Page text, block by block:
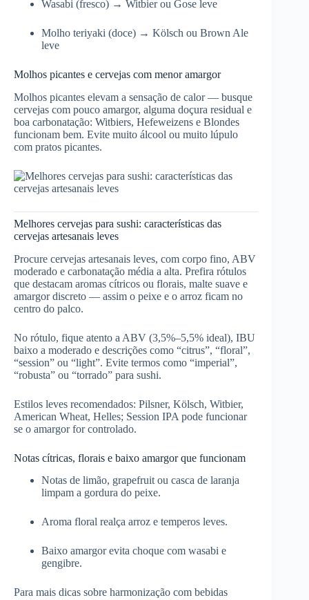
Wasabi (fresco) → Witbier ou Gose leve
Molho teriyaki (doce) → Kölsch ou Brown Ale
leve
Molhos picantes e cervejas com menor amargor
Molhos picantes elevam a sensação de calor — busque
cervejas com pouco amargor, alguma doçura residual e
boa carbonatação: Witbiers, Hefeweizens e Blondes
funcionam bem. Evite muito álcool ou muito lúpulo
com pratos picantes.
Melhores cervejas para sushi: características das
cervejas artesanais leves
Procure cervejas artesanais leves, com corpo fino, ABV
moderado e carbonatação média a alta. Prefira rótulos
que destacam aromas cítricos ou florais, malte suave e
amargor discreto — assim o peixe e o arroz ficam no
centro do palco.
No rótulo, fique atento a ABV (3,5%–5,5% ideal), IBU
baixo a moderado e descrições como “citrus”, “floral”,
“session” ou “light”. Evite termos como “imperial”,
“robusta” ou “torrado” para sushi.
Estilos leves recomendados: Pilsner, Kölsch, Witbier,
American Wheat, Helles; Session IPA pode funcionar
se o amargor for controlado.
Notas cítricas, florais e baixo amargor que funcionam
Notas de limão, grapefruit ou casca de laranja
limpam a gordura do peixe.
Aroma floral realça arroz e temperos leves.
Baixo amargor evita choque com wasabi e
gengibre.
Para mais dicas sobre harmonização com bebidas